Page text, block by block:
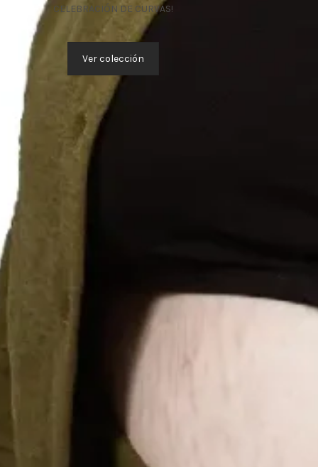
CELEBRACIÓN DE CURVAS!
Ver colección